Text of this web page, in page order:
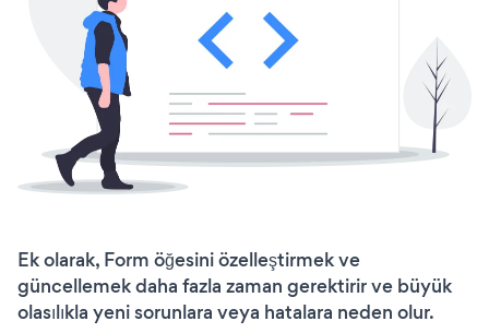
Ek olarak, Form öğesini özelleştirmek ve
güncellemek daha fazla zaman gerektirir ve büyük
olasılıkla yeni sorunlara veya hatalara neden olur.